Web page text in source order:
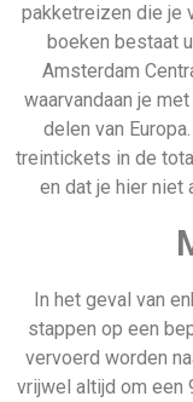
pakketreizen die je
boeken bestaat
Amsterdam
waarvandaan je
delen van
treintickets in de
en dat je hier niet
In het geval van
stappen op een
vervoerd worden
vrijwel altijd om een